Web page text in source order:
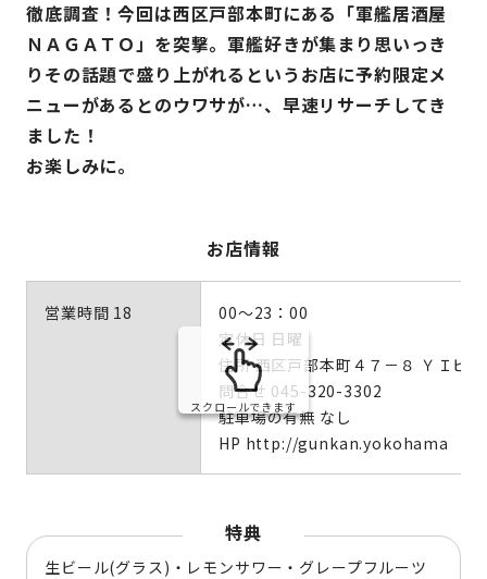
徹底調査！今回は西区戸部本町にある「軍艦居酒屋
ＮＡＧＡＴＯ」を突撃。軍艦好きが集まり思いっき
りその話題で盛り上がれるというお店に予約限定メ
ニューがあるとのウワサが…、早速リサーチしてき
ました！
お楽しみに。
お店情報
営業時間 18
00～23：00
定休日 日曜
住所 西区戸部本町４７－８ ＹＩビ
問合せ 045-320-3302
駐車場の有無 なし
HP http://gunkan.yokohama
スクロールできます
特典
生ビール(グラス)・レモンサワー・グレープフルーツ